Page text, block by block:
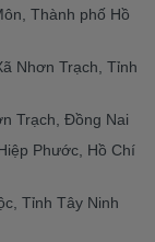
Thành phố Hồ
Nhơn Trạch, Tỉnh
Trạch, Đồng Nai
Phước, Hồ Chí
Tỉnh Tây Ninh